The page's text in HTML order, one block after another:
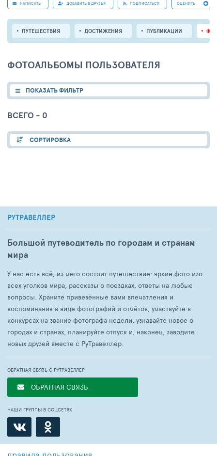
НАПИСАТЬ ДОБАВИТЬ В ДРУЗЬЯ ПОДПИСАТЬСЯ ОЦЕНИТЬ
ПУТЕШЕСТВИЯ ДОСТИЖЕНИЯ ПУБЛИКАЦИИ
ФОТОАЛЬБОМЫ ПОЛЬЗОВАТЕЛЯ
ПОКАЗАТЬ ФИЛЬТР
ВСЕГО - 0
СОРТИРОВКА
РУТРАВЕЛЛЕР
Большой путеводитель по городам и странам
мира
У нас есть всё, из чего состоит путешествие: яркие фото изо
всех уголков мира, рассказы о поездках, ответы на любые
вопросы. Храните привезённые вами впечатления и
воспоминания в виде фотографий и отчётов, участвуйте в
конкурсах на звание фотографа недели, узнавайте новое о
городах и странах, планируйте отпуск и, наконец, заводите
новых друзей вместе с РуТравеллер.
ОБРАТНАЯ СВЯЗЬ С РУТРАВЕЛЛЕР
ОБРАТНАЯ СВЯЗЬ
НАШИ ГРУППЫ В СОЦСЕТЯХ